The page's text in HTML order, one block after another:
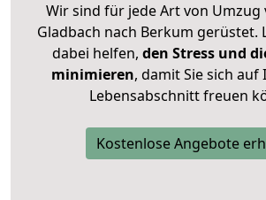
Wir sind für jede Art von Umzug
Gladbach nach Berkum gerüstet.
dabei helfen, den Stress und
minimieren, damit Sie sich auf
Lebensabschnitt freuen
Kostenlose Angebote